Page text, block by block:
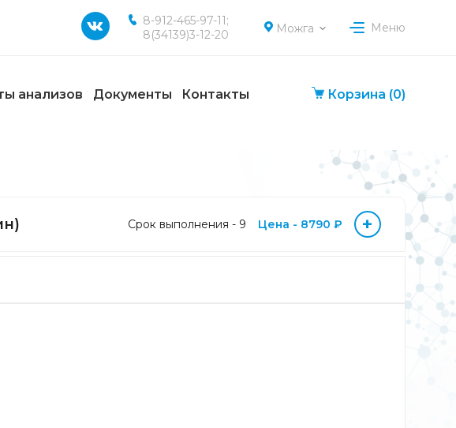
8-912-465-97-11;
8(34139)3-12-20
Можга Меню
анализов Документы Контакты Корзина (0)
Срок выполнения - 9 Цена - 8790 ₽ +